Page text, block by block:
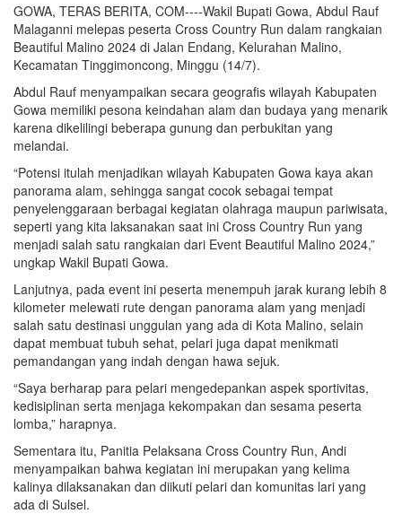
GOWA, TERAS BERITA, COM----Wakil Bupati Gowa, Abdul Rauf
Malaganni melepas peserta Cross Country Run dalam rangkaian
Beautiful Malino 2024 di Jalan Endang, Kelurahan Malino,
Kecamatan Tinggimoncong, Minggu (14/7).
Abdul Rauf menyampaikan secara geografis wilayah Kabupaten
Gowa memiliki pesona keindahan alam dan budaya yang menarik
karena dikelilingi beberapa gunung dan perbukitan yang
melandai.
“Potensi itulah menjadikan wilayah Kabupaten Gowa kaya akan
panorama alam, sehingga sangat cocok sebagai tempat
penyelenggaraan berbagai kegiatan olahraga maupun pariwisata,
seperti yang kita laksanakan saat ini Cross Country Run yang
menjadi salah satu rangkaian dari Event Beautiful Malino 2024,”
ungkap Wakil Bupati Gowa.
Lanjutnya, pada event ini peserta menempuh jarak kurang lebih 8
kilometer melewati rute dengan panorama alam yang menjadi
salah satu destinasi unggulan yang ada di Kota Malino, selain
dapat membuat tubuh sehat, pelari juga dapat menikmati
pemandangan yang indah dengan hawa sejuk.
“Saya berharap para pelari mengedepankan aspek sportivitas,
kedisiplinan serta menjaga kekompakan dan sesama peserta
lomba,” harapnya.
Sementara itu, Panitia Pelaksana Cross Country Run, Andi
menyampaikan bahwa kegiatan ini merupakan yang kelima
kalinya dilaksanakan dan diikuti pelari dan komunitas lari yang
ada di Sulsel.